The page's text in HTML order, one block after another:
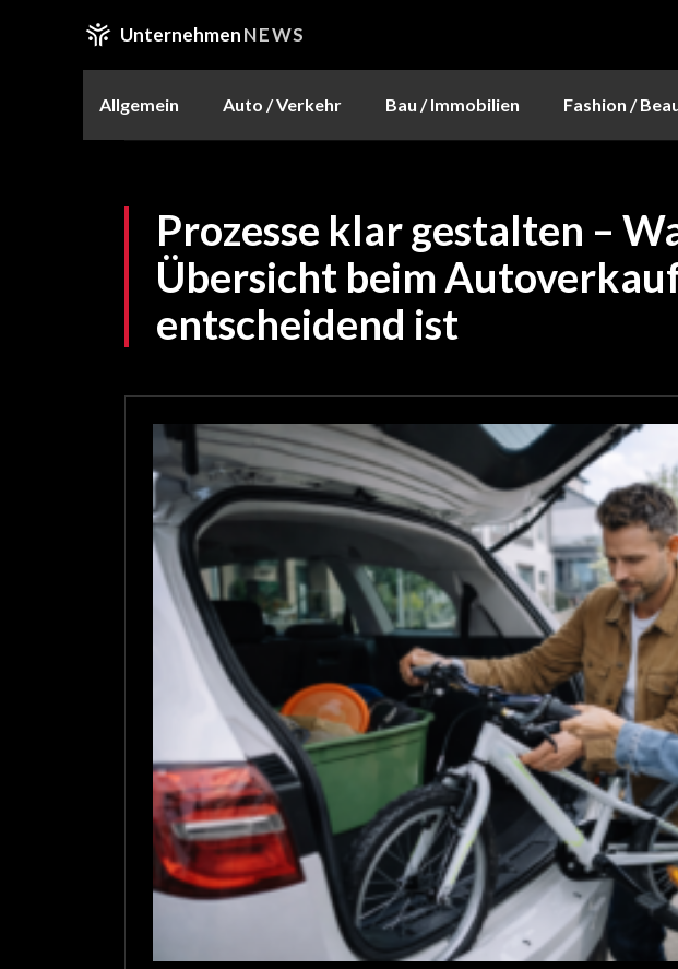
UnternehmenNEWS
Allgemein Auto / Verkehr Bau / Immobilien Fashion /
Prozesse klar gestalten –
Übersicht beim
entscheidend ist